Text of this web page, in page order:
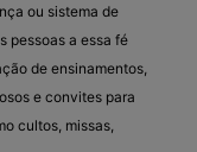
ou sistema de
pessoas a essa fé
de ensinamentos,
e convites para
cultos, missas,